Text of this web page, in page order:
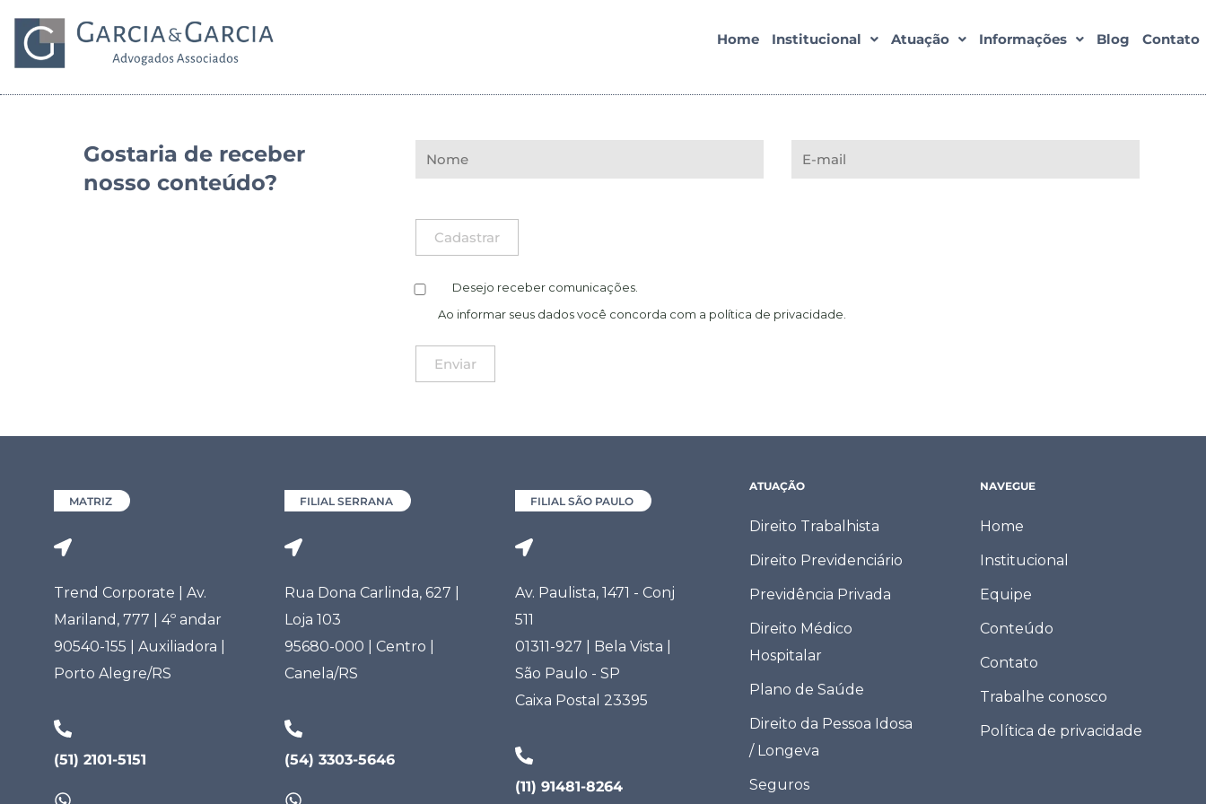
Home Institucional Atuação Informações Blog Contato
Gostaria de receber
nosso conteúdo?
Desejo receber comunicações.
Ao informar seus dados você concorda com a política de privacidade
MATRIZ
Trend Corporate | Av.
Mariland, 777 | 4º andar
90540-155 | Auxiliadora |
Porto Alegre/RS
(51) 2101-5151
FILIAL SERRANA
Rua Dona Carlinda, 627 |
Loja 103
95680-000 | Centro |
Canela/RS
(54) 3303-5646
FILIAL SÃO PAULO
Av. Paulista, 1471 - Conj
511
01311-927 | Bela Vista |
São Paulo - SP
Caixa Postal 23395
(11) 91481-8264
ATUAÇÃO
Direito Trabalhista
Direito Previdenciário
Previdência Privada
Direito Médico
Hospitalar
Plano de Saúde
Direito da Pessoa Idosa
/ Longeva
Seguros
NAVEGUE
Home
Institucional
Equipe
Conteúdo
Contato
Trabalhe conosco
Política de privacidade